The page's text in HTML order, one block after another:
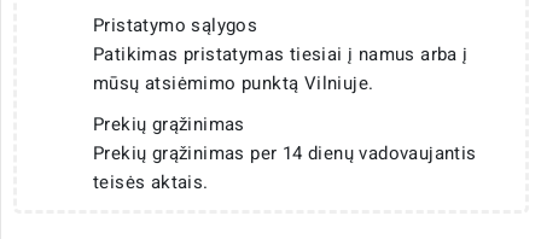
Pristatymo sąlygos
Patikimas pristatymas tiesiai į namus arba į
mūsų atsiėmimo punktą Vilniuje.
Prekių grąžinimas
Prekių grąžinimas per 14 dienų vadovaujantis
teisės aktais.